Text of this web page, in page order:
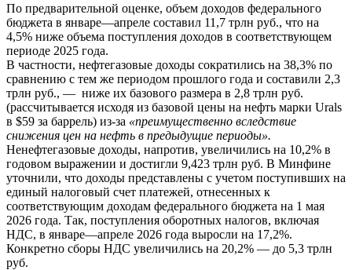
По предварительной оценке, объем доходов федерального
бюджета в январе—апреле составил 11,7 трлн руб., что на
4,5% ниже объема поступления доходов в соответствующем
периоде 2025 года.
В частности, нефтегазовые доходы сократились на 38,3% по
сравнению с тем же периодом прошлого года и составили 2,3
трлн руб., — ниже их базового размера в 2,8 трлн руб.
(рассчитывается исходя из базовой цены на нефть марки Urals
в $59 за баррель) из-за «преимущественно вследствие
снижения цен на нефть в предыдущие периоды».
Ненефтегазовые доходы, напротив, увеличились на 10,2% в
годовом выражении и достигли 9,423 трлн руб. В Минфине
уточнили, что доходы представлены с учетом поступивших на
единый налоговый счет платежей, отнесенных к
соответствующим доходам федерального бюджета на 1 мая
2026 года. Так, поступления оборотных налогов, включая
НДС, в январе—апреле 2026 года выросли на 17,2%.
Конкретно сборы НДС увеличились на 20,2% — до 5,3 трлн
руб.